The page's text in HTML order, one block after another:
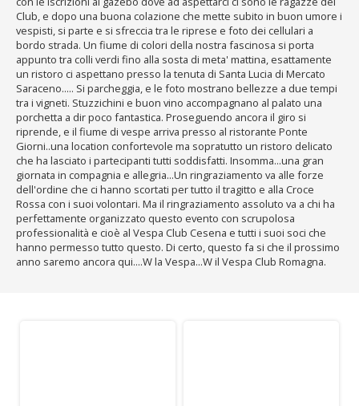
Club, e dopo una buona colazione che mette subito in buon umore i
vespisti, si parte e si sfreccia tra le riprese e foto dei cellulari a
bordo strada. Un fiume di colori della nostra fascinosa si porta
appunto tra colli verdi fino alla sosta di meta' mattina, esattamente
un ristoro ci aspettano presso la tenuta di Santa Lucia di Mercato
Saraceno..... Si parcheggia, e le foto mostrano bellezze a due tempi
tra i vigneti. Stuzzichini e buon vino accompagnano al palato una
porchetta a dir poco fantastica. Proseguendo ancora il giro si
riprende, e il fiume di vespe arriva presso al ristorante Ponte
Giorni..una location confortevole ma sopratutto un ristoro delicato
che ha lasciato i partecipanti tutti soddisfatti. Insomma...una gran
giornata in compagnia e allegria...Un ringraziamento va alle forze
dell'ordine che ci hanno scortati per tutto il tragitto e alla Croce
Rossa con i suoi volontari. Ma il ringraziamento assoluto va a chi ha
perfettamente organizzato questo evento con scrupolosa
professionalità e cioè al Vespa Club Cesena e tutti i suoi soci che
hanno permesso tutto questo. Di certo, questo fa si che il prossimo
anno saremo ancora qui....W la Vespa...W il Vespa Club Romagna.